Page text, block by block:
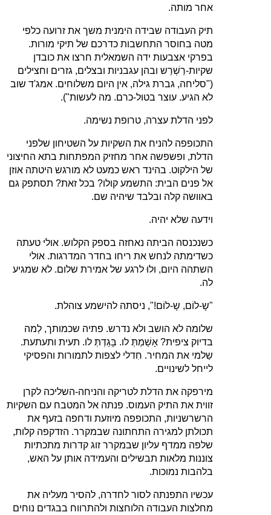
אחר מותה.
תיק העבודה שבידה הימנית משך את זרועה כלפי
מטה בחוסר התחשבות כדרכם של תיקי מורות.
בפרקי אצבעות ידה השמאלית חרצו את כובדן
שקיות‑רַשְׁרַש ובהן עגבניות ובצלים, גזרים וחצילים
("סליחה, גברת גילה, אין היום משלוחים. אמג'ד שוב
לא הגיע. עוצר בטול‑כרם. מה לעשות").
לפני הדלת עצרה, טרופת נשימה.
התכופפה להניח את השקיות על השטיחון שלפני
הדלת, ופשפשה אחר מחזיק המפתחות בתא החיצוני
של הילקוט. בהינד ראש כמעט לא מורגש היטתה אוזן
אל פנים הבית: התשמע קולו? בכל זאת? תסתפק גם
באוושה קלה ובלבד שיהיה שם.
וידעה שלא יהיה.
כשנכנסה הביתה נאחזה בספק הקלוש. אולי טעתה
כשדימתה לנחש את ריחו בחדר המדרגות. אולי
השתהה היום, ולוּ לרגע של אמירת שלום. לא שמגיע
לה.
"שָ‑לוֹם, שָ‑לוֹם!", ניסתה להישמע צוהלת.
שלומה לא הושב ולא נדרש. פתיה שכמותך, לְמה
בדיוק ציפית? אָשַׁמְתְּ לו. בָּגַדְתְּ לו. תעית ותעתעת.
שַלמי את המחיר. חִדלי לצפות לתמורות והפסיקי
לייחל לשינויים.
מירפקה את הדלת לטריקה והניחה‑השליכה לקרן
זווית את התיק העמוס. פנתה אל המטבח עם השקיות
הרשרשניות, התכופפה מיוזעת ודחפה בזעף את
תכולתן למגירה התחתונה שבמקרר. הזדקפה קלות,
שלפה ממדף עליון שבמקרר זוג קדרות מתכתיות
צוננות מלאות תבשילים והעמידה אותן על האש,
בלהבות נמוכות.
עכשיו התפנתה לסור לחדרה, להסיר מעליה את
מחלצות העבודה הלוחצות ולהתרווח בבגדים נוחים